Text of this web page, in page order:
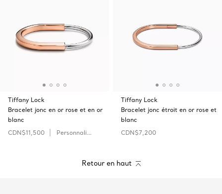
Tiffany Lock
Bracelet jonc en or rose et en or
blanc
CDN$11,500
Personnaliser
Tiffany Lock
Bracelet jonc étroit en or rose et
blanc
CDN$7,200
Retour en haut